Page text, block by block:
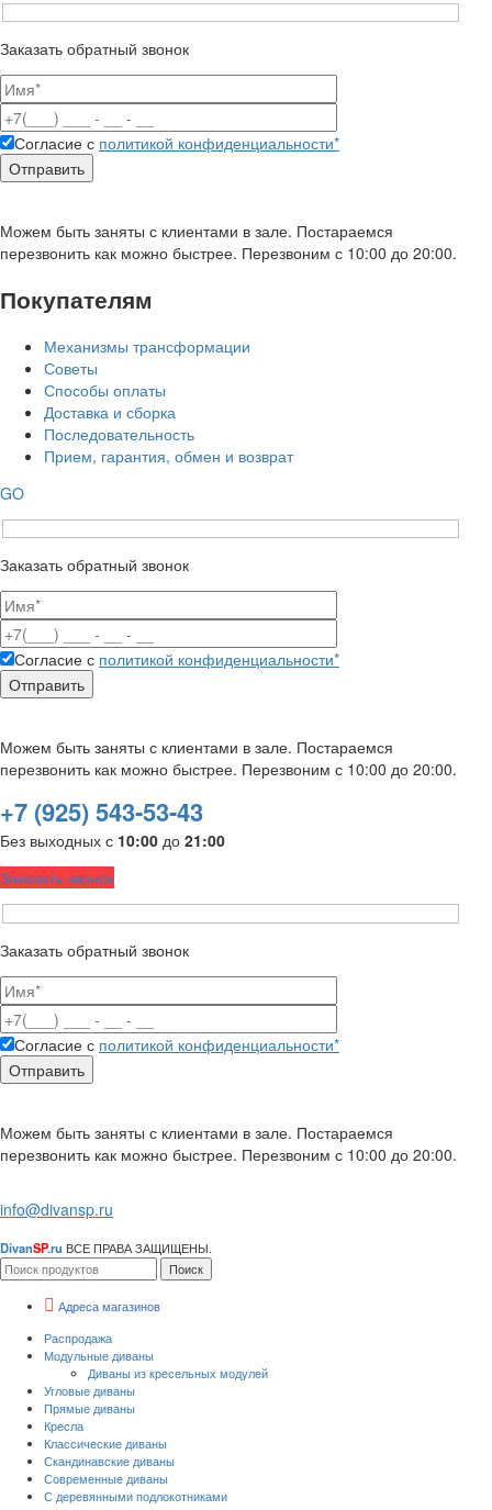
Заказать обратный звонок
Согласие с политикой конфиденциальности*
Можем быть заняты с клиентами в зале. Постараемся
перезвонить как можно быстрее. Перезвоним с 10:00 до 20:00.
Покупателям
Механизмы трансформации
Советы
Способы оплаты
Доставка и сборка
Последовательность
Прием, гарантия, обмен и возврат
GO
Заказать обратный звонок
Согласие с политикой конфиденциальности*
Можем быть заняты с клиентами в зале. Постараемся
перезвонить как можно быстрее. Перезвоним с 10:00 до 20:00.
+7 (925) 543-53-43
Без выходных с 10:00 до 21:00
Заказать звонок
Заказать обратный звонок
Согласие с политикой конфиденциальности*
Можем быть заняты с клиентами в зале. Постараемся
перезвонить как можно быстрее. Перезвоним с 10:00 до 20:00.
info@divansp.ru
DivanSP.ru ВСЕ ПРАВА ЗАЩИЩЕНЫ.
Поиск
Адреса магазинов
Распродажа
Модульные диваны
Диваны из кресельных модулей
Угловые диваны
Прямые диваны
Кресла
Классические диваны
Скандинавские диваны
Современные диваны
С деревянными подлокотниками